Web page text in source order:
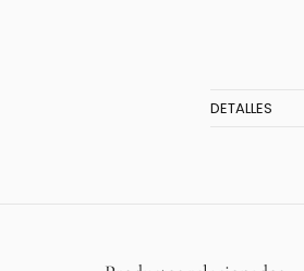
DETALLES